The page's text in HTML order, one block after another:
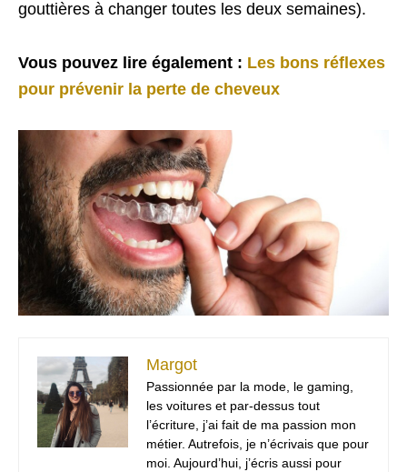
gouttières à changer toutes les deux semaines).
Vous pouvez lire également : Les bons réflexes
pour prévenir la perte de cheveux
Margot
Passionnée par la mode, le gaming,
les voitures et par-dessus tout
l’écriture, j’ai fait de ma passion mon
métier. Autrefois, je n’écrivais que pour
moi. Aujourd’hui, j’écris aussi pour